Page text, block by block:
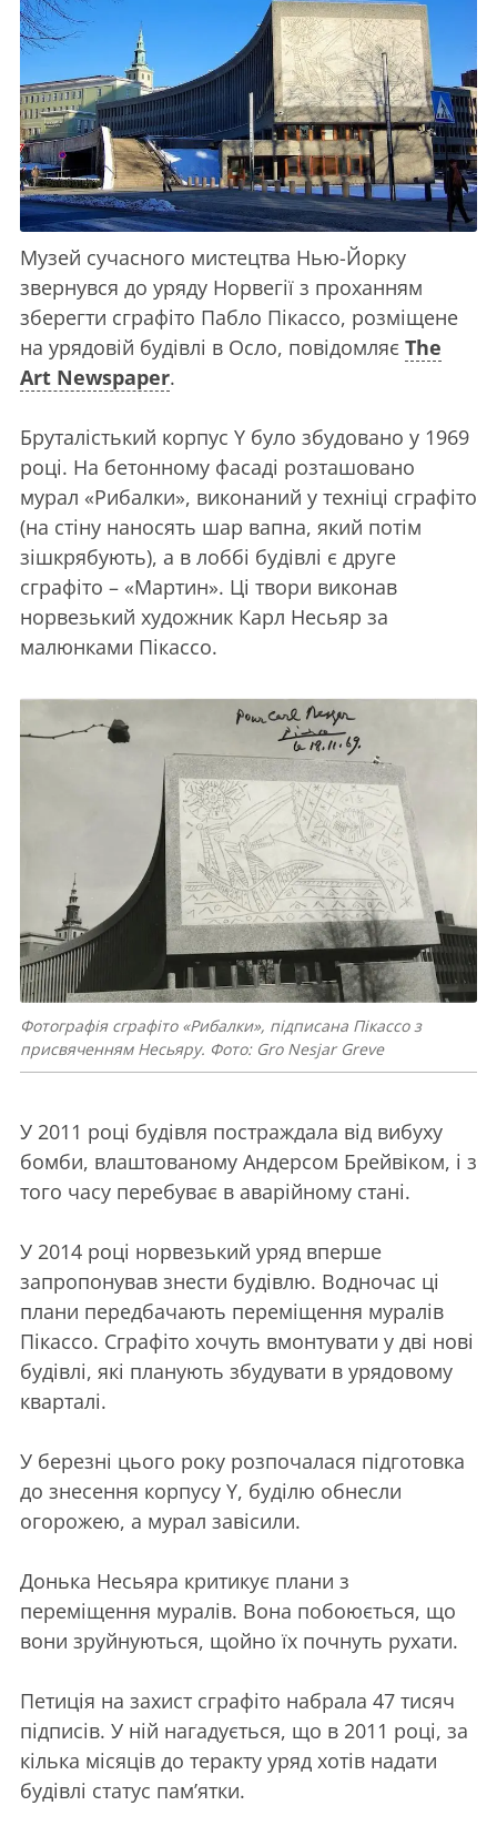
Музей сучасного мистецтва Нью-Йорку
звернувся до уряду Норвегії з проханням
зберегти сграфіто Пабло Пікассо, розміщене
на урядовій будівлі в Осло, повідомляє The
Art Newspaper.
Бруталістький корпус Y було збудовано у 1969
році. На бетонному фасаді розташовано
мурал «Рибалки», виконаний у техніці сграфіто
(на стіну наносять шар вапна, який потім
зішкрябують), а в лоббі будівлі є друге
сграфіто – «Мартин». Ці твори виконав
норвезький художник Карл Несьяр за
малюнками Пікассо.
Фотографія сграфіто «Рибалки», підписана Пікассо з
присвяченням Несьяру. Фото: Gro Nesjar Greve
У 2011 році будівля постраждала від вибуху
бомби, влаштованому Андерсом Брейвіком, і з
того часу перебуває в аварійному стані.
У 2014 році норвезький уряд вперше
запропонував знести будівлю. Водночас ці
плани передбачають переміщення муралів
Пікассо. Сграфіто хочуть вмонтувати у дві нові
будівлі, які планують збудувати в урядовому
кварталі.
У березні цього року розпочалася підготовка
до знесення корпусу Y, буділю обнесли
огорожею, а мурал завісили.
Донька Несьяра критикує плани з
переміщення муралів. Вона побоюється, що
вони зруйнуються, щойно їх почнуть рухати.
Петиція на захист сграфіто набрала 47 тисяч
підписів. У ній нагадується, що в 2011 році, за
кілька місяців до теракту уряд хотів надати
будівлі статус пам’ятки.